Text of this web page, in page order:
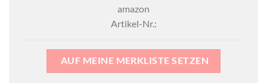
amazon
Artikel-Nr.:
AUF MEINE MERKLISTE SETZEN